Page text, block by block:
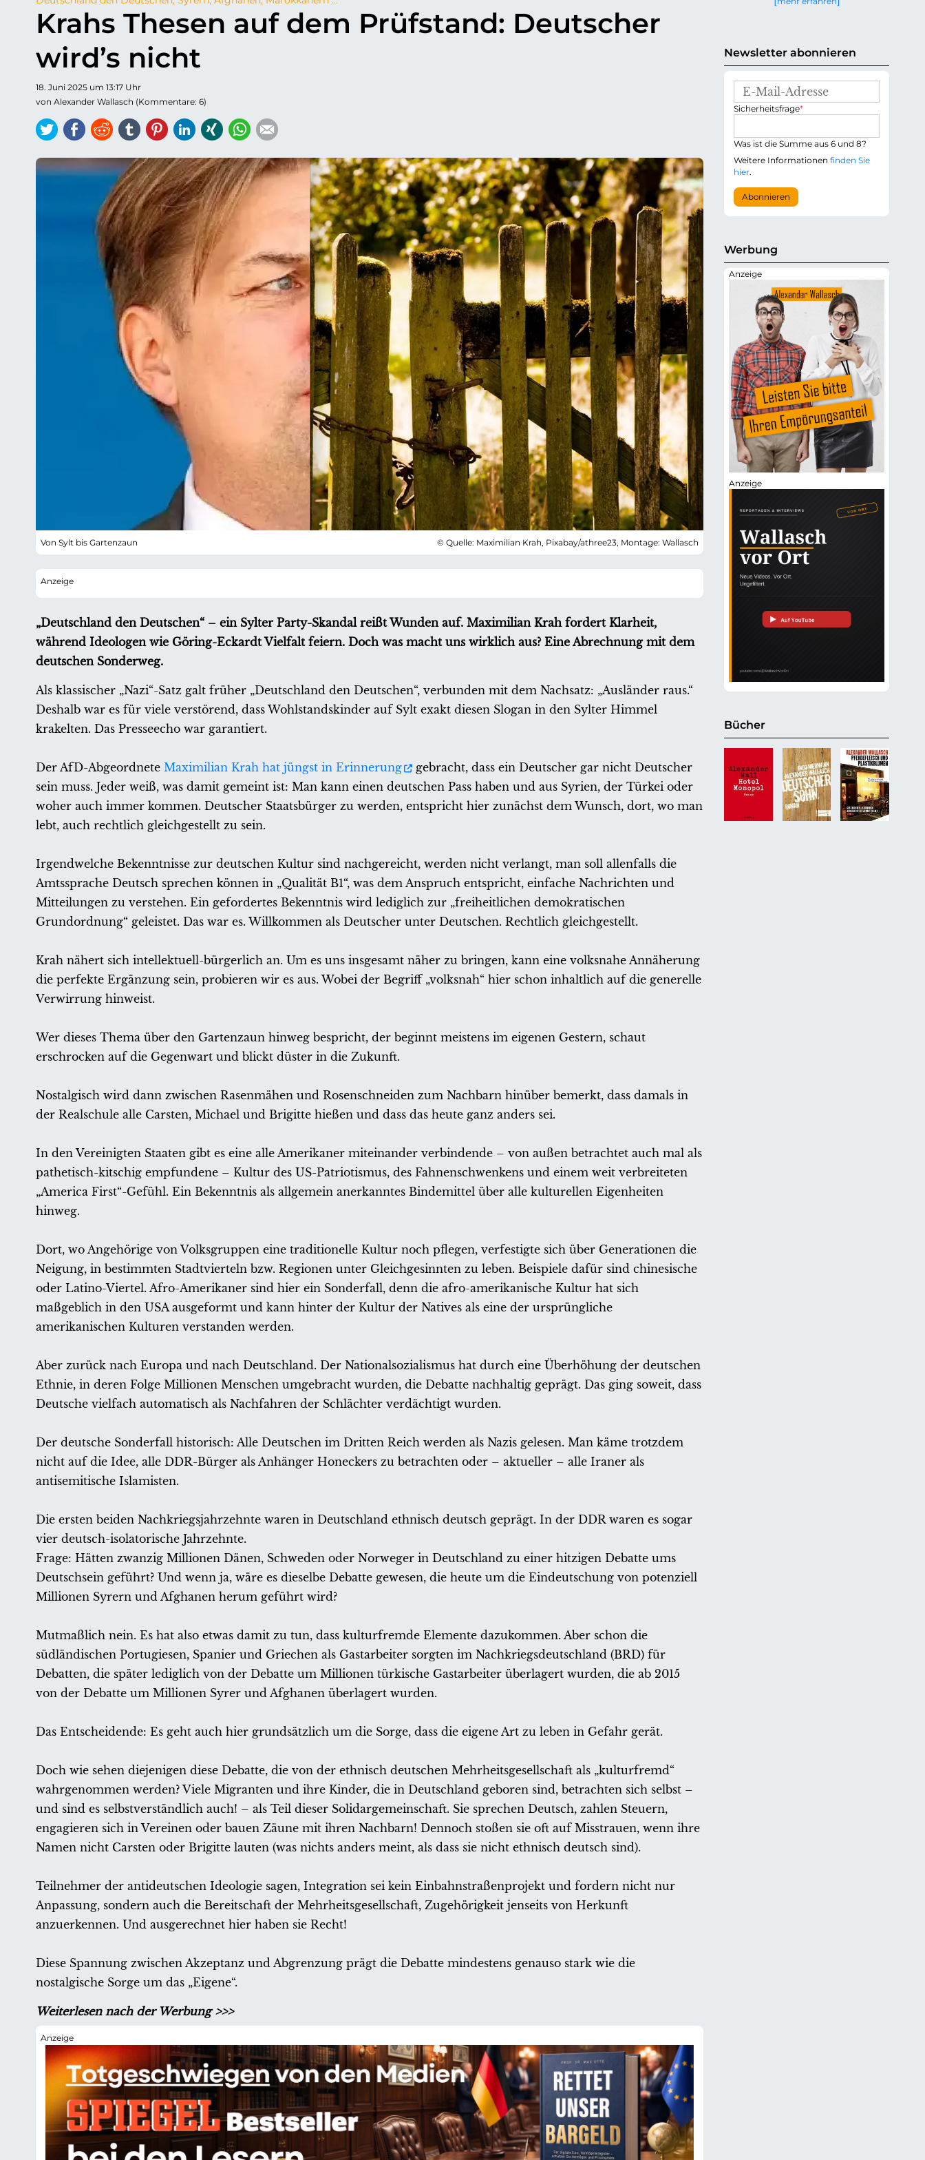
g
e
n
Krahs Thesen auf dem Prüfstand: Deutscher
wird’s nicht
18. Juni 2025 um 13:17 Uhr
von Alexander Wallasch (Kommentare: 6)
TwitterFacebook
ReddittumblrPinterestLinkedIn
Xing WhatsApp
Von Sylt bis Gartenzaun © Quelle: Maximilian Krah, Pixabay/athree23, Montage: Wallasch
„Deutschland den Deutschen“ – ein Sylter Party-Skandal reißt Wunden auf. Maximilian Krah fordert Klarheit,
während Ideologen wie Göring-Eckardt Vielfalt feiern. Doch was macht uns wirklich aus? Eine Abrechnung mit dem
deutschen Sonderweg.
Als klassischer „Nazi“-Satz galt früher „Deutschland den Deutschen“, verbunden mit dem Nachsatz: „Ausländer raus.“
Deshalb war es für viele verstörend, dass Wohlstandskinder auf Sylt exakt diesen Slogan in den Sylter Himmel
krakelten. Das Presseecho war garantiert.
Der AfD-Abgeordnete Maximilian Krah hat jüngst in Erinnerung
gebracht, dass ein Deutscher gar nicht Deutscher
sein muss. Jeder weiß, was damit gemeint ist: Man kann einen deutschen Pass haben und aus Syrien, der Türkei oder
woher auch immer kommen. Deutscher Staatsbürger zu werden, entspricht hier zunächst dem Wunsch, dort, wo man
lebt, auch rechtlich gleichgestellt zu sein.
Irgendwelche Bekenntnisse zur deutschen Kultur sind nachgereicht, werden nicht verlangt, man soll allenfalls die
Amtssprache Deutsch sprechen können in „Qualität B1“, was dem Anspruch entspricht, einfache Nachrichten und
Mitteilungen zu verstehen. Ein gefordertes Bekenntnis wird lediglich zur „freiheitlichen demokratischen
Grundordnung“ geleistet. Das war es. Willkommen als Deutscher unter Deutschen. Rechtlich gleichgestellt.
Krah nähert sich intellektuell-bürgerlich an. Um es uns insgesamt näher zu bringen, kann eine volksnahe Annäherung
die perfekte Ergänzung sein, probieren wir es aus. Wobei der Begriff „volksnah“ hier schon inhaltlich auf die generelle
Verwirrung hinweist.
Wer dieses Thema über den Gartenzaun hinweg bespricht, der beginnt meistens im eigenen Gestern, schaut
erschrocken auf die Gegenwart und blickt düster in die Zukunft.
Nostalgisch wird dann zwischen Rasenmähen und Rosenschneiden zum Nachbarn hinüber bemerkt, dass damals in
der Realschule alle Carsten, Michael und Brigitte hießen und dass das heute ganz anders sei.
In den Vereinigten Staaten gibt es eine alle Amerikaner miteinander verbindende – von außen betrachtet auch mal als
pathetisch-kitschig empfundene – Kultur des US-Patriotismus, des Fahnenschwenkens und einem weit verbreiteten
„America First“-Gefühl. Ein Bekenntnis als allgemein anerkanntes Bindemittel über alle kulturellen Eigenheiten
hinweg.
Dort, wo Angehörige von Volksgruppen eine traditionelle Kultur noch pflegen, verfestigte sich über Generationen die
Neigung, in bestimmten Stadtvierteln bzw. Regionen unter Gleichgesinnten zu leben. Beispiele dafür sind chinesische
oder Latino-Viertel. Afro-Amerikaner sind hier ein Sonderfall, denn die afro-amerikanische Kultur hat sich
maßgeblich in den USA ausgeformt und kann hinter der Kultur der Natives als eine der ursprüngliche
amerikanischen Kulturen verstanden werden.
Aber zurück nach Europa und nach Deutschland. Der Nationalsozialismus hat durch eine Überhöhung der deutschen
Ethnie, in deren Folge Millionen Menschen umgebracht wurden, die Debatte nachhaltig geprägt. Das ging soweit, dass
Deutsche vielfach automatisch als Nachfahren der Schlächter verdächtigt wurden.
Der deutsche Sonderfall historisch: Alle Deutschen im Dritten Reich werden als Nazis gelesen. Man käme trotzdem
nicht auf die Idee, alle DDR-Bürger als Anhänger Honeckers zu betrachten oder – aktueller – alle Iraner als
antisemitische Islamisten.
Die ersten beiden Nachkriegsjahrzehnte waren in Deutschland ethnisch deutsch geprägt. In der DDR waren es sogar
vier deutsch-isolatorische Jahrzehnte.
Frage: Hätten zwanzig Millionen Dänen, Schweden oder Norweger in Deutschland zu einer hitzigen Debatte ums
Deutschsein geführt? Und wenn ja, wäre es dieselbe Debatte gewesen, die heute um die Eindeutschung von potenziell
Millionen Syrern und Afghanen herum geführt wird?
Mutmaßlich nein. Es hat also etwas damit zu tun, dass kulturfremde Elemente dazukommen. Aber schon die
südländischen Portugiesen, Spanier und Griechen als Gastarbeiter sorgten im Nachkriegsdeutschland (BRD) für
Debatten, die später lediglich von der Debatte um Millionen türkische Gastarbeiter überlagert wurden, die ab 2015
von der Debatte um Millionen Syrer und Afghanen überlagert wurden.
Das Entscheidende: Es geht auch hier grundsätzlich um die Sorge, dass die eigene Art zu leben in Gefahr gerät.
Doch wie sehen diejenigen diese Debatte, die von der ethnisch deutschen Mehrheitsgesellschaft als „kulturfremd“
wahrgenommen werden? Viele Migranten und ihre Kinder, die in Deutschland geboren sind, betrachten sich selbst –
und sind es selbstverständlich auch! – als Teil dieser Solidargemeinschaft. Sie sprechen Deutsch, zahlen Steuern,
engagieren sich in Vereinen oder bauen Zäune mit ihren Nachbarn! Dennoch stoßen sie oft auf Misstrauen, wenn ihre
Namen nicht Carsten oder Brigitte lauten (was nichts anders meint, als dass sie nicht ethnisch deutsch sind).
Teilnehmer der antideutschen Ideologie sagen, Integration sei kein Einbahnstraßenprojekt und fordern nicht nur
Anpassung, sondern auch die Bereitschaft der Mehrheitsgesellschaft, Zugehörigkeit jenseits von Herkunft
anzuerkennen. Und ausgerechnet hier haben sie Recht!
Diese Spannung zwischen Akzeptanz und Abgrenzung prägt die Debatte mindestens genauso stark wie die
nostalgische Sorge um das „Eigene“.
Weiterlesen nach der Werbung >>>
Newsletter abonnieren
M
l
-
A
r
e
P
i
c
h
t
f
e
Sicherheitsfrage*
Was ist die Summe aus 6 und 8?
Weitere Informationen finden Sie
hier.
Abonnieren
Werbung
Bücher